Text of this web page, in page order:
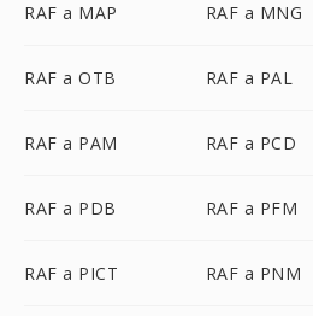
RAF a MAP RAF a MNG
RAF a OTB RAF a PAL
RAF a PAM RAF a PCD
RAF a PDB RAF a PFM
RAF a PICT RAF a PNM